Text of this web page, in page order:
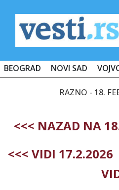
BEOGRAD NOVI SAD
RAZNO - 18.
<<< NAZAD NA
<<< VIDI 17.2.2026